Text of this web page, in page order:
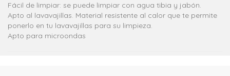
Fácil de limpiar: se puede limpiar con agua tibia y jabón.
Apto al lavavajillas. Material resistente al calor que te permite
ponerlo en tu lavavajillas para su limpieza.
Apto para microondas